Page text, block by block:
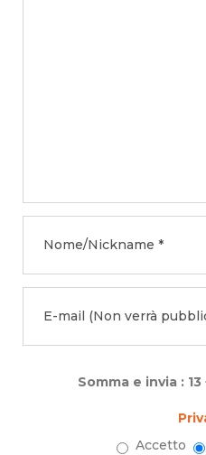
Somma e invia : 13
Accetto